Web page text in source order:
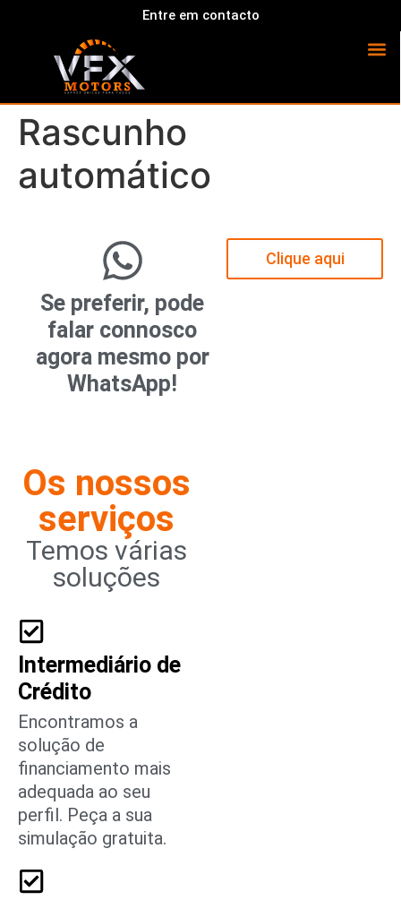
Entre em contacto
Rascunho
automático
Se preferir, pode
falar connosco
agora mesmo por
WhatsApp!
Clique aqui
Os nossos
serviços
Temos várias
soluções
Intermediário de
Crédito
Encontramos a
solução de
financiamento mais
adequada ao seu
perfil. Peça a sua
simulação gratuita.